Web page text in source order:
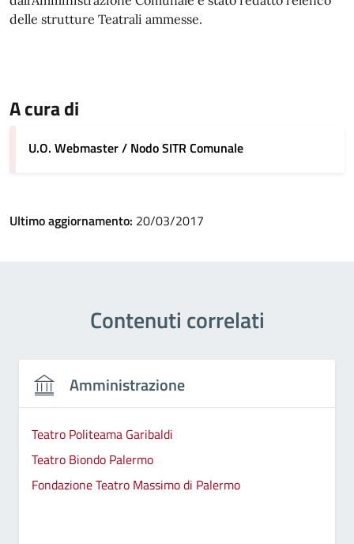
delle strutture Teatrali ammesse.
A cura di
U.O. Webmaster / Nodo SITR Comunale
Ultimo aggiornamento: 20/03/2017
Contenuti correlati
Amministrazione
Teatro Politeama Garibaldi
Teatro Biondo Palermo
Fondazione Teatro Massimo di Palermo